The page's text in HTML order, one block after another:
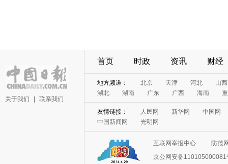
关于我们 联系我们
首页 时政 资讯 财经
地方频道： 北京 天津 河北
山西
湖北
湖南 广东 广西 海南
友情链接： 人民网 新华网
中国网
中国新闻网
光明网
互联网举报中心
防范
京公网安备110105000081